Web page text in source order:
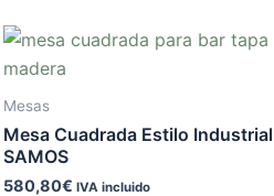
Mesas
Mesa Cuadrada Estilo Industrial
SAMOS
580,80€ IVA incluido